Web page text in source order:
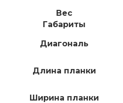
Вес
Габариты
Диагональ
Длина планки
Ширина планки